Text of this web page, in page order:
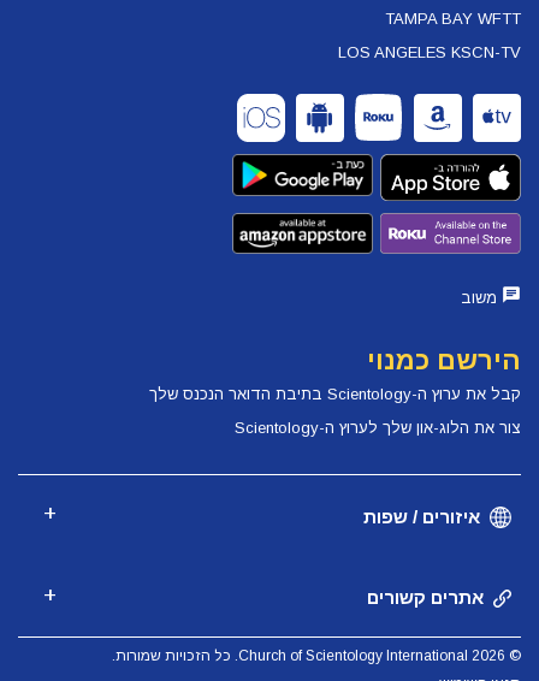
TAMPA BAY WFTT
LOS ANGELES KSCN-TV
משוב
הירשם כמנוי
קבל את ערוץ ה-Scientology בתיבת הדואר הנכנס שלך
צור את הלוג-און שלך לערוץ ה-Scientology
איזורים / שפות
אתרים קשורים
© 2026 Church of Scientology International. כל הזכויות שמורות.